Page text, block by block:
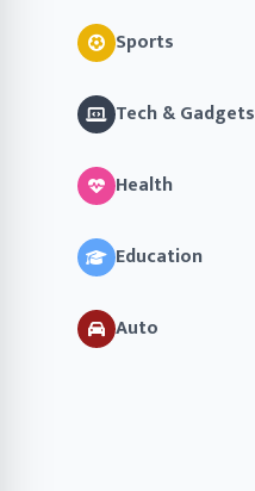
Sports
Tech & Gadgets
Health
Education
Auto